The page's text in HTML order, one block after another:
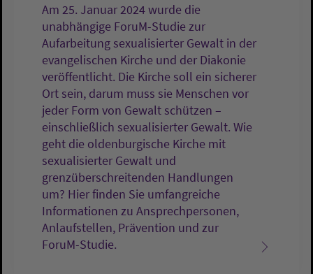
Am 25. Januar 2024 wurde die
unabhängige ForuM-Studie zur
Aufarbeitung sexualisierter Gewalt in der
evangelischen Kirche und der Diakonie
veröffentlicht. Die Kirche soll ein sicherer
Ort sein, darum muss sie Menschen vor
jeder Form von Gewalt schützen –
einschließlich sexualisierter Gewalt. Wie
geht die oldenburgische Kirche mit
sexualisierter Gewalt und
grenzüberschreitenden Handlungen
um? Hier finden Sie umfangreiche
Informationen zu Ansprechpersonen,
Anlaufstellen, Prävention und zur
ForuM-Studie.